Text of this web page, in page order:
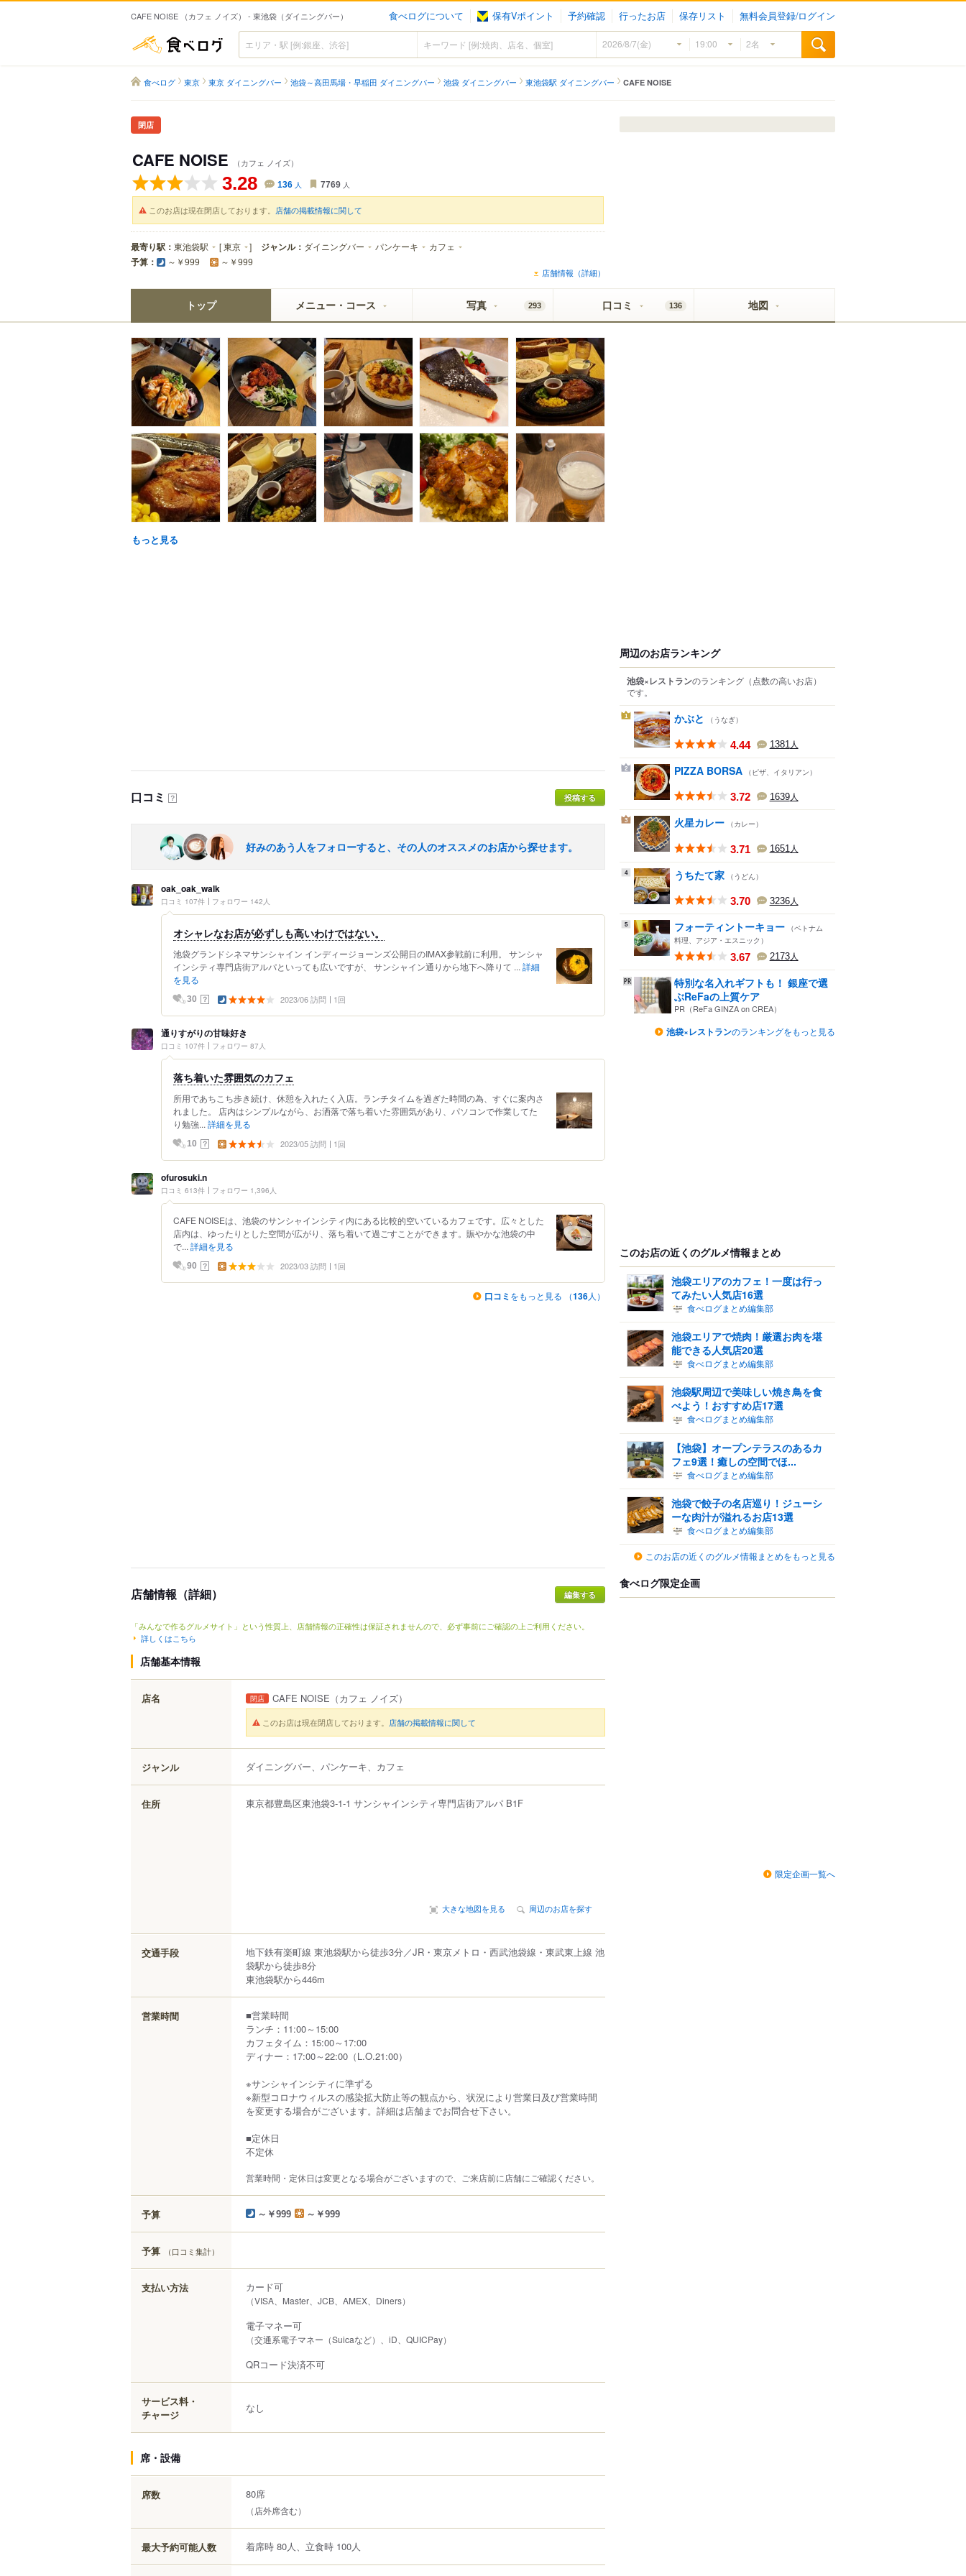
CAFE NOISE （カフェ ノイズ） - 東池袋（ダイニングバー） 食べログについて 保有Vポイント 予約確認 行ったお店 保存リスト 無料会員登録/ログイン
食べログ
食べログ 東京 東京 ダイニングバー 池袋～高田馬場・早稲田 ダイニングバー 池袋 ダイニングバー 東池袋駅 ダイニングバー CAFE NOISE
閉店
CAFE NOISE （カフェ ノイズ）
3.28 136 人 7769 人
このお店は現在閉店しております。 店舗の掲載情報に関して
最寄り駅： 東池袋駅 [東京 ] ジャンル： ダイニングバー パンケーキ カフェ
予算： ～￥999 ～￥999
店舗情報（詳細）
トップ メニュー・コース 写真 293 口コミ 136 地図
もっと見る
口コミ ？ 投稿する
好みのあう人をフォローすると、その人のオススメのお店から探せます。
oak_oak_walk
口コミ 107件 フォロワー 142人
オシャレなお店が必ずしも高いわけではない。
池袋グランドシネマサンシャイン インディージョーンズ公開日のIMAX参戦前に利用。 サンシャ
インシティ専門店街アルパといっても広いですが、 サンシャイン通りから地下へ降りて ... 詳細
を見る
30 ？ 2023/06 訪問 1回
通りすがりの甘味好き
口コミ 107件 フォロワー 87人
落ち着いた雰囲気のカフェ
所用であちこち歩き続け、休憩を入れたく入店。ランチタイムを過ぎた時間の為、すぐに案内さ
れました。 店内はシンプルながら、お洒落で落ち着いた雰囲気があり、パソコンで作業してた
り勉強... 詳細を見る
10 ？ 2023/05 訪問 1回
ofurosuki.n
口コミ 613件 フォロワー 1,396人
CAFE NOISEは、池袋のサンシャインシティ内にある比較的空いているカフェです。広々とした
店内は、ゆったりとした空間が広がり、落ち着いて過ごすことができます。賑やかな池袋の中
で... 詳細を見る
90 ？ 2023/03 訪問 1回
口コミ をもっと見る （136人）
店舗情報（詳細） 編集する
「みんなで作るグルメサイト」という性質上、店舗情報の正確性は保証されませんので、必ず事前にご確認の上ご利用ください。
詳しくはこちら
店舗基本情報
店名 閉店 CAFE NOISE （カフェ ノイズ）
このお店は現在閉店しております。 店舗の掲載情報に関して
ジャンル ダイニングバー、パンケーキ、カフェ
住所 東京都豊島区東池袋3-1-1 サンシャインシティ専門店街アルパ B1F
大きな地図を見る 周辺のお店を探す
交通手段
地下鉄有楽町線 東池袋駅から徒歩3分／JR・東京メトロ・西武池袋線・東武東上線 池
袋駅から徒歩8分
東池袋駅から446m
営業時間
■営業時間
ランチ：11:00～15:00
カフェタイム：15:00～17:00
ディナー：17:00～22:00（L.O.21:00）
※サンシャインシティに準ずる
※新型コロナウィルスの感染拡大防止等の観点から、状況により営業日及び営業時間
を変更する場合がございます。詳細は店舗までお問合せ下さい。
■定休日
不定休
営業時間・定休日は変更となる場合がございますので、ご来店前に店舗にご確認ください。
予算 ～￥999 ～￥999
予算 （口コミ集計）
支払い方法 カード可
（VISA、Master、JCB、AMEX、Diners）
電子マネー可
（交通系電子マネー（Suicaなど）、iD、QUICPay）
QRコード決済不可
サービス料・
チャージ
なし
席・設備
席数 80席
（店外席含む）
最大予約可能人数 着席時 80人、立食時 100人
周辺のお店ランキング
池袋×レストランのランキング （点数の高いお店）
です。
1 かぶと （うなぎ）
4.44 1381人
2 PIZZA BORSA （ピザ、イタリアン）
3.72 1639人
3 火星カレー （カレー）
3.71 1651人
4 うちたて家 （うどん）
3.70 3236人
5 フォーティントーキョー （ベトナム
料理、アジア・エスニック）
3.67 2173人
特別な名入れギフトも！ 銀座で選
ぶReFaの上質ケア
PR（ReFa GINZA on CREA）
池袋×レストランのランキングをもっと見る
このお店の近くのグルメ情報まとめ
池袋エリアのカフェ！一度は行っ
てみたい人気店16選
食べログまとめ編集部
池袋エリアで焼肉！厳選お肉を堪
能できる人気店20選
食べログまとめ編集部
池袋駅周辺で美味しい焼き鳥を食
べよう！おすすめ店17選
食べログまとめ編集部
【池袋】オープンテラスのあるカ
フェ9選！癒しの空間でほ...
食べログまとめ編集部
池袋で餃子の名店巡り！ジューシ
ーな肉汁が溢れるお店13選
食べログまとめ編集部
このお店の近くのグルメ情報まとめをもっと見る
食べログ限定企画
限定企画一覧へ